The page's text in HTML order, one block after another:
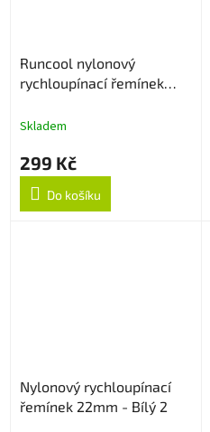
Runcool nylonový
rychloupínací řemínek
Skladem
299 Kč
Do košíku
Nylonový rychloupínací
řemínek 22mm - Bílý 2